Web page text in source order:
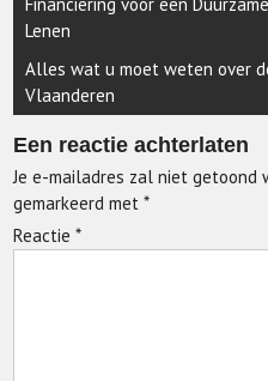
Lenen
Alles wat u moet weten over
Vlaanderen
Een reactie achterlaten
Je e-mailadres zal niet getoond
gemarkeerd met*
Reactie*